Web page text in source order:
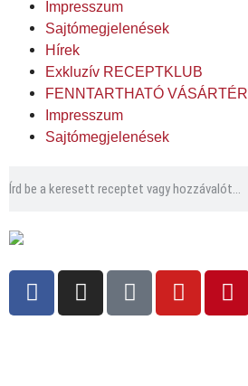
Impresszum
Sajtómegjelenések
Hírek
Exkluzív RECEPTKLUB
FENNTARTHATÓ VÁSÁRTÉR
Impresszum
Sajtómegjelenések